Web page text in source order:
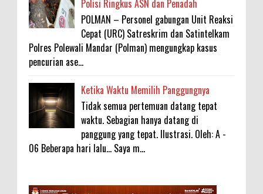
Polisi Ringkus ASN dan Penadah
POLMAN – Personel gabungan Unit Reaksi
Cepat (URC) Satreskrim dan Satintelkam
Polres Polewali Mandar (Polman) mengungkap kasus
pencurian ase...
Ketika Waktu Memilih Panggungnya
Tidak semua pertemuan datang tepat
waktu. Sebagian hanya datang di
panggung yang tepat. Ilustrasi. Oleh: A -
06 Beberapa hari lalu... Saya m...